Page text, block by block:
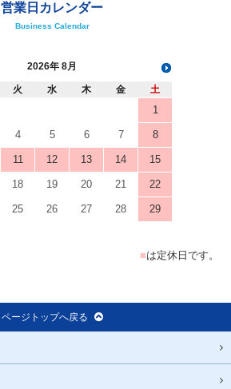
営業日カレンダー
Business Calendar
2026 8月
火 水 木 金 土
1
4 5 6 7 8
11 12 13 14 15
18 19 20 21 22
25 26 27 28 29
■は定休日です。
ページトップへ戻る